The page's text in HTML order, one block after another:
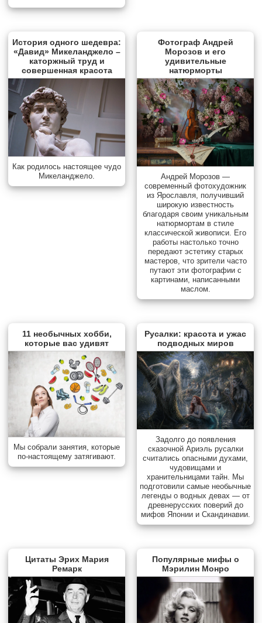
История одного шедевра:
«Давид» Микеланджело –
каторжный труд и
совершенная красота
Как родилось настоящее чудо
Микеланджело.
Фотограф Андрей
Морозов и его
удивительные
натюрморты
Андрей Морозов —
современный фотохудожник
из Ярославля, получивший
широкую известность
благодаря своим уникальным
натюрмортам в стиле
классической живописи. Его
работы настолько точно
передают эстетику старых
мастеров, что зрители часто
путают эти фотографии с
картинами, написанными
маслом.
11 необычных хобби,
которые вас удивят
Мы собрали занятия, которые
по-настоящему затягивают.
Русалки: красота и ужас
подводных миров
Задолго до появления
сказочной Ариэль русалки
считались опасными духами,
чудовищами и
хранительницами тайн. Мы
подготовили самые необычные
легенды о водных девах — от
древнерусских поверий до
мифов Японии и Скандинавии.
Цитаты Эрих Мария
Ремарк
Популярные мифы о
Мэрилин Монро